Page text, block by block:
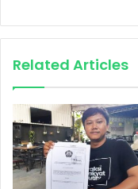
Related Articles